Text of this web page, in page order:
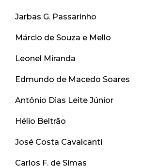
Jarbas G. Passarinho
Márcio de Souza e Mello
Leonel Miranda
Edmundo de Macedo Soares
Antônio Dias Leite Júnior
Hélio Beltrão
José Costa Cavalcanti
Carlos F. de Simas